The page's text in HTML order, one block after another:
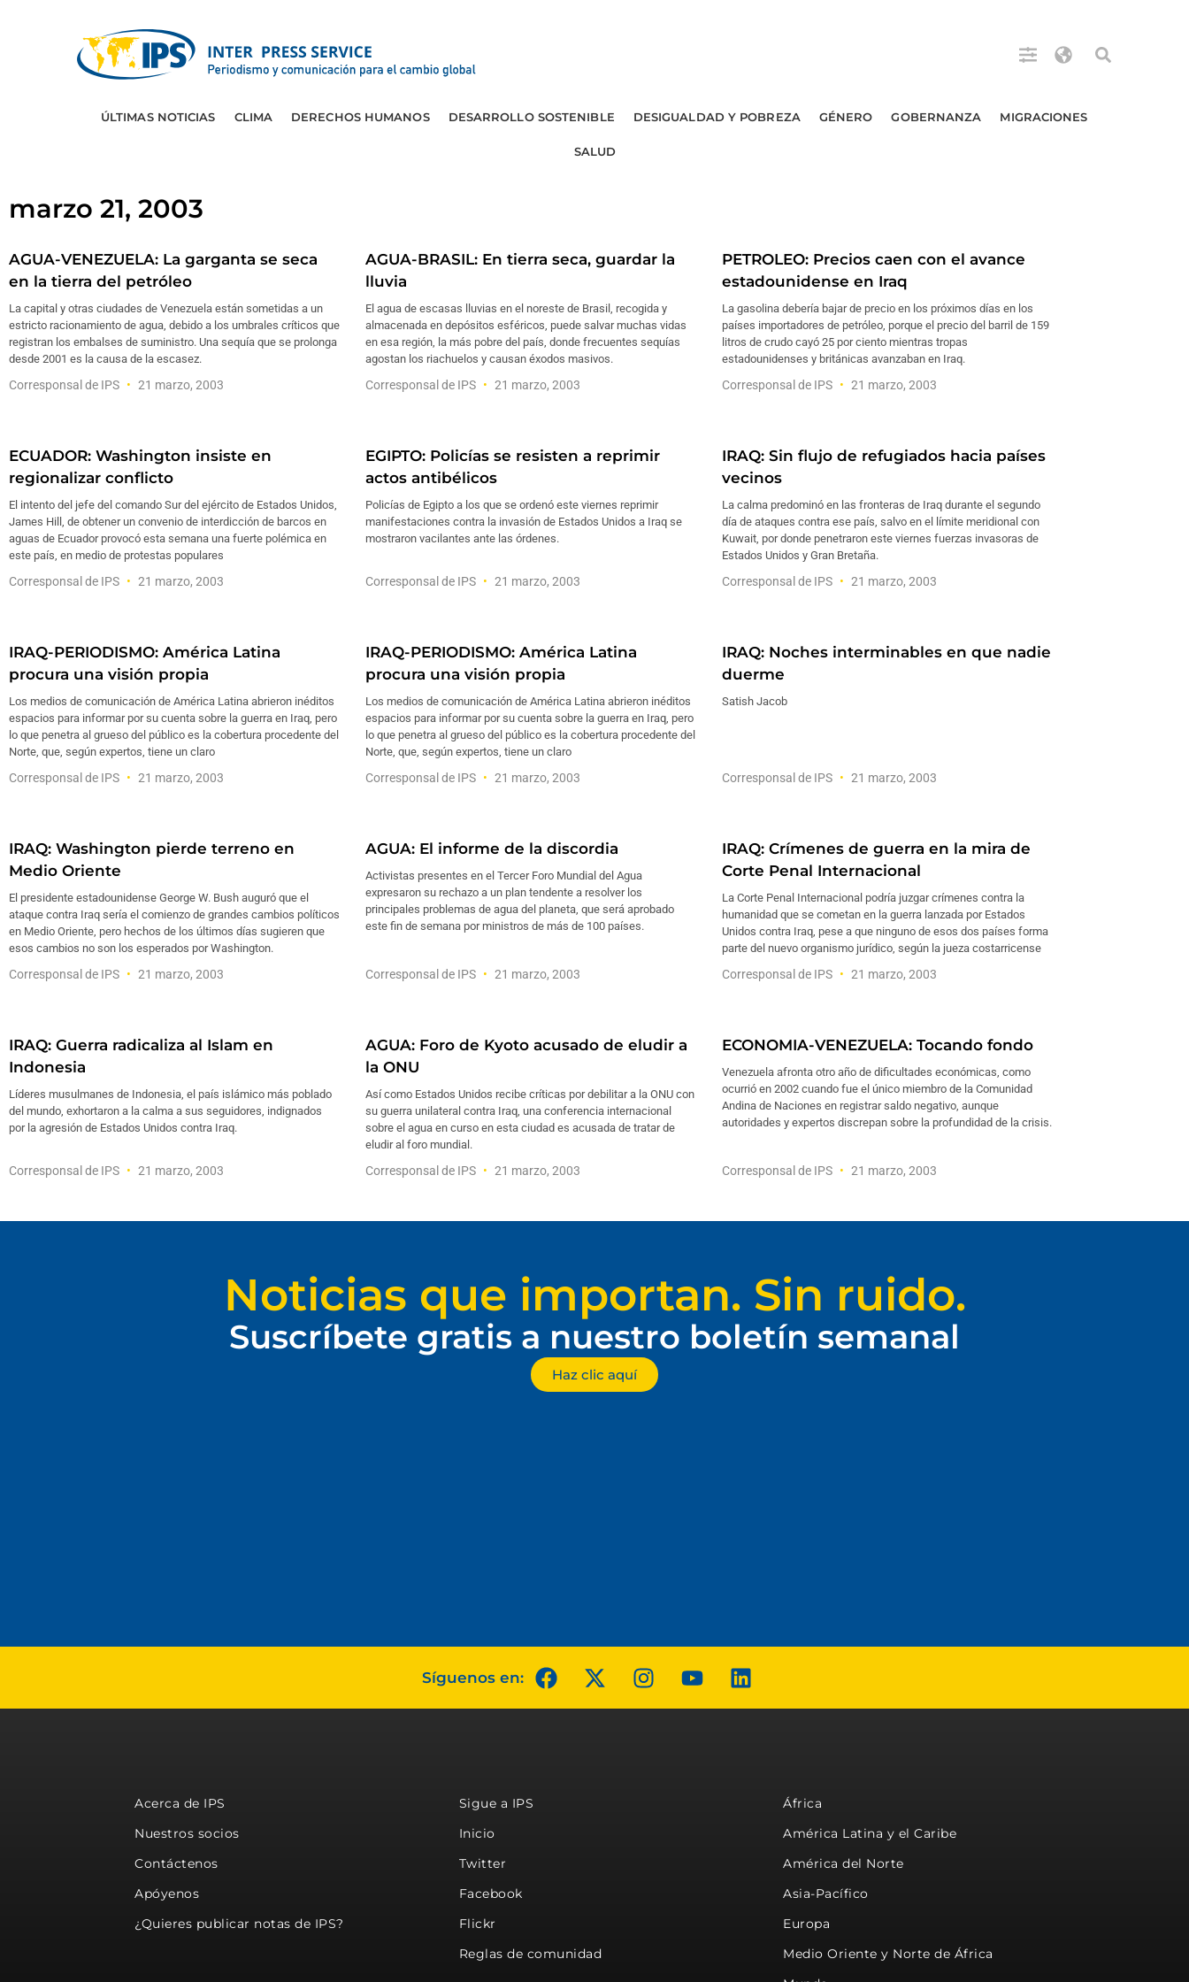
ÚLTIMAS NOTICIAS CLIMA DERECHOS HUMANOS DESARROLLO SOSTENIBLE DESIGUALDAD Y POBREZA GÉNERO GOBERNANZA MIGRACIONES
SALUD
marzo 21, 2003
AGUA-VENEZUELA: La garganta se seca
en la tierra del petróleo
La capital y otras ciudades de Venezuela están sometidas a un
estricto racionamiento de agua, debido a los umbrales críticos que
registran los embalses de suministro. Una sequía que se prolonga
desde 2001 es la causa de la escasez.
Corresponsal de IPS 21 marzo, 2003
AGUA-BRASIL: En tierra seca, guardar la
lluvia
El agua de escasas lluvias en el noreste de Brasil, recogida y
almacenada en depósitos esféricos, puede salvar muchas vidas
en esa región, la más pobre del país, donde frecuentes sequías
agostan los riachuelos y causan éxodos masivos.
Corresponsal de IPS 21 marzo, 2003
PETROLEO: Precios caen con el avance
estadounidense en Iraq
La gasolina debería bajar de precio en los próximos días en los
países importadores de petróleo, porque el precio del barril de 159
litros de crudo cayó 25 por ciento mientras tropas
estadounidenses y británicas avanzaban en Iraq.
Corresponsal de IPS 21 marzo, 2003
ECUADOR: Washington insiste en
regionalizar conflicto
El intento del jefe del comando Sur del ejército de Estados Unidos,
James Hill, de obtener un convenio de interdicción de barcos en
aguas de Ecuador provocó esta semana una fuerte polémica en
este país, en medio de protestas populares
Corresponsal de IPS 21 marzo, 2003
EGIPTO: Policías se resisten a reprimir
actos antibélicos
Policías de Egipto a los que se ordenó este viernes reprimir
manifestaciones contra la invasión de Estados Unidos a Iraq se
mostraron vacilantes ante las órdenes.
Corresponsal de IPS 21 marzo, 2003
IRAQ: Sin flujo de refugiados hacia países
vecinos
La calma predominó en las fronteras de Iraq durante el segundo
día de ataques contra ese país, salvo en el límite meridional con
Kuwait, por donde penetraron este viernes fuerzas invasoras de
Estados Unidos y Gran Bretaña.
Corresponsal de IPS 21 marzo, 2003
IRAQ-PERIODISMO: América Latina
procura una visión propia
Los medios de comunicación de América Latina abrieron inéditos
espacios para informar por su cuenta sobre la guerra en Iraq, pero
lo que penetra al grueso del público es la cobertura procedente del
Norte, que, según expertos, tiene un claro
Corresponsal de IPS 21 marzo, 2003
IRAQ-PERIODISMO: América Latina
procura una visión propia
Los medios de comunicación de América Latina abrieron inéditos
espacios para informar por su cuenta sobre la guerra en Iraq, pero
lo que penetra al grueso del público es la cobertura procedente del
Norte, que, según expertos, tiene un claro
Corresponsal de IPS 21 marzo, 2003
IRAQ: Noches interminables en que nadie
duerme
Satish Jacob
Corresponsal de IPS 21 marzo, 2003
IRAQ: Washington pierde terreno en
Medio Oriente
El presidente estadounidense George W. Bush auguró que el
ataque contra Iraq sería el comienzo de grandes cambios políticos
en Medio Oriente, pero hechos de los últimos días sugieren que
esos cambios no son los esperados por Washington.
Corresponsal de IPS 21 marzo, 2003
AGUA: El informe de la discordia
Activistas presentes en el Tercer Foro Mundial del Agua
expresaron su rechazo a un plan tendente a resolver los
principales problemas de agua del planeta, que será aprobado
este fin de semana por ministros de más de 100 países.
Corresponsal de IPS 21 marzo, 2003
IRAQ: Crímenes de guerra en la mira de
Corte Penal Internacional
La Corte Penal Internacional podría juzgar crímenes contra la
humanidad que se cometan en la guerra lanzada por Estados
Unidos contra Iraq, pese a que ninguno de esos dos países forma
parte del nuevo organismo jurídico, según la jueza costarricense
Corresponsal de IPS 21 marzo, 2003
IRAQ: Guerra radicaliza al Islam en
Indonesia
Líderes musulmanes de Indonesia, el país islámico más poblado
del mundo, exhortaron a la calma a sus seguidores, indignados
por la agresión de Estados Unidos contra Iraq.
Corresponsal de IPS 21 marzo, 2003
AGUA: Foro de Kyoto acusado de eludir a
la ONU
Así como Estados Unidos recibe críticas por debilitar a la ONU con
su guerra unilateral contra Iraq, una conferencia internacional
sobre el agua en curso en esta ciudad es acusada de tratar de
eludir al foro mundial.
Corresponsal de IPS 21 marzo, 2003
ECONOMIA-VENEZUELA: Tocando fondo
Venezuela afronta otro año de dificultades económicas, como
ocurrió en 2002 cuando fue el único miembro de la Comunidad
Andina de Naciones en registrar saldo negativo, aunque
autoridades y expertos discrepan sobre la profundidad de la crisis.
Corresponsal de IPS 21 marzo, 2003
Noticias que importan. Sin ruido.
Suscríbete gratis a nuestro boletín semanal
Haz clic aquí
Síguenos en:
Acerca de IPS
Nuestros socios
Contáctenos
Apóyenos
¿Quieres publicar notas de IPS?
Sigue a IPS
Inicio
Twitter
Facebook
Flickr
Reglas de comunidad
África
América Latina y el Caribe
América del Norte
Asia-Pacífico
Europa
Medio Oriente y Norte de África